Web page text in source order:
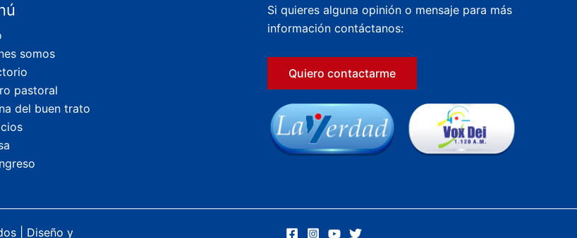
somos
pastoral
del buen trato
Si quieres alguna opinión o mensaje para más
información contáctanos:
Quiero contactarme
| Diseño y